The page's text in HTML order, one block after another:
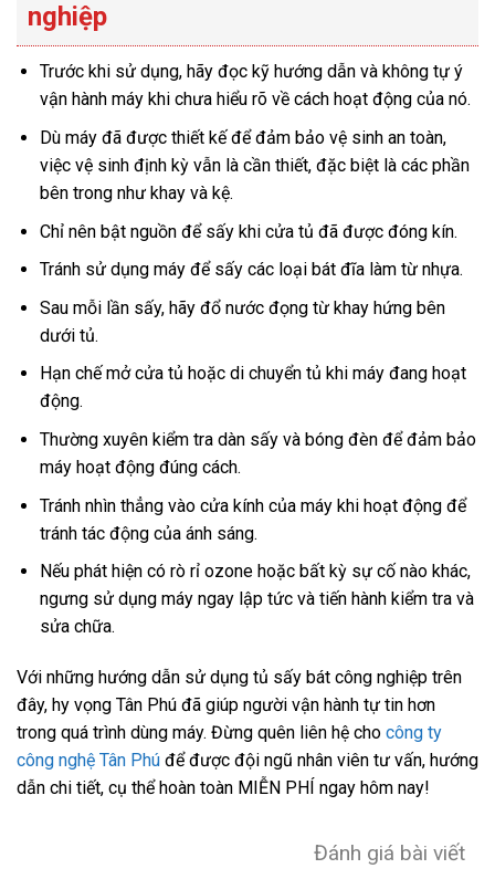
nghiệp
Trước khi sử dụng, hãy đọc kỹ hướng dẫn và không tự ý
vận hành máy khi chưa hiểu rõ về cách hoạt động của nó.
Dù máy đã được thiết kế để đảm bảo vệ sinh an toàn,
việc vệ sinh định kỳ vẫn là cần thiết, đặc biệt là các phần
bên trong như khay và kệ.
Chỉ nên bật nguồn để sấy khi cửa tủ đã được đóng kín.
Tránh sử dụng máy để sấy các loại bát đĩa làm từ nhựa.
Sau mỗi lần sấy, hãy đổ nước đọng từ khay hứng bên
dưới tủ.
Hạn chế mở cửa tủ hoặc di chuyển tủ khi máy đang hoạt
động.
Thường xuyên kiểm tra dàn sấy và bóng đèn để đảm bảo
máy hoạt động đúng cách.
Tránh nhìn thẳng vào cửa kính của máy khi hoạt động để
tránh tác động của ánh sáng.
Nếu phát hiện có rò rỉ ozone hoặc bất kỳ sự cố nào khác,
ngưng sử dụng máy ngay lập tức và tiến hành kiểm tra và
sửa chữa.
Với những hướng dẫn sử dụng tủ sấy bát công nghiệp trên
đây, hy vọng Tân Phú đã giúp người vận hành tự tin hơn
trong quá trình dùng máy. Đừng quên liên hệ cho công ty
công nghệ Tân Phú để được đội ngũ nhân viên tư vấn, hướng
dẫn chi tiết, cụ thể hoàn toàn MIỄN PHÍ ngay hôm nay!
Đánh giá bài viết